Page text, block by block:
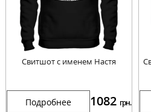
Свитшот с именем Настя
Подробнее 1082 грн.